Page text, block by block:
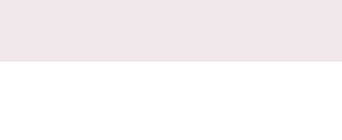
oznacza